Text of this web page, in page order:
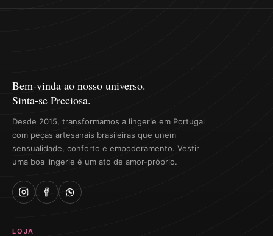
Bem-vinda ao nosso universo.
Sinta-se Preciosa.
Desde 2015, transformamos a lingerie em Portugal
com peças artesanais brasileiras que unem
sensualidade, conforto e empoderamento. Vestir
uma boa lingerie é um ato de amor-próprio.
LOJA